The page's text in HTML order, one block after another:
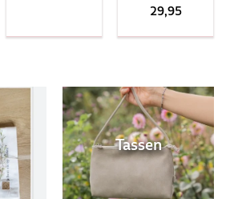
29,95
Tassen